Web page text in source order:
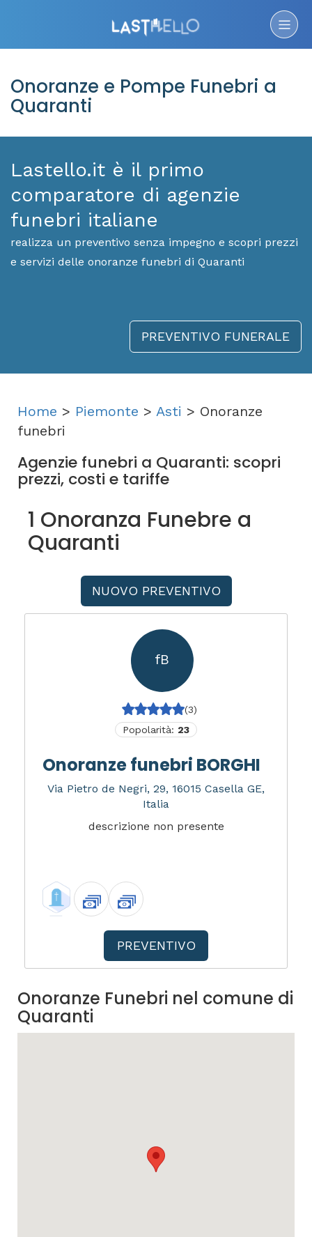
Onoranze e Pompe Funebri a
Quaranti
Lastello.it è il primo
comparatore di agenzie
funebri italiane
realizza un preventivo senza impegno e scopri prezzi
e servizi delle onoranze funebri di Quaranti
PREVENTIVO FUNERALE
Home > Piemonte > Asti > Onoranze
funebri
Agenzie funebri a Quaranti: scopri
prezzi, costi e tariffe
1 Onoranza Funebre a
Quaranti
NUOVO PREVENTIVO
fB
(3)
Popolarità: 23
Onoranze funebri BORGHI
Via Pietro de Negri, 29, 16015 Casella GE,
Italia
descrizione non presente
PREVENTIVO
Onoranze Funebri nel comune di
Quaranti